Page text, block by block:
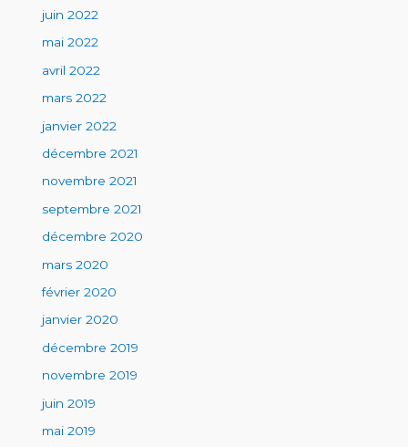
juin 2022
mai 2022
avril 2022
mars 2022
janvier 2022
décembre 2021
novembre 2021
septembre 2021
décembre 2020
mars 2020
février 2020
janvier 2020
décembre 2019
novembre 2019
juin 2019
mai 2019